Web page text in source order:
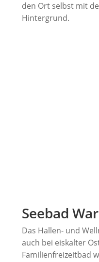
den Ort selbst mit
Hintergrund.
Seebad
Das Hallen- und
auch bei eiskalter
Familienfreizeitbad